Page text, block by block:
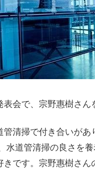
会で、宗野惠樹さん
管清掃で付き合いが
水道管清掃の良さを
です。宗野惠樹さ